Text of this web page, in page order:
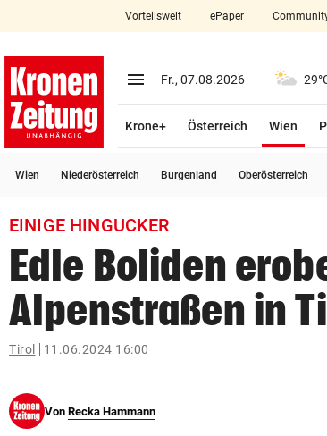
close
account_circle Anmelden
arrow_right
bookmark
Suchbegriff
eingeben
© Krone Multimedia GmbH & Co KG 2026
Vorteilswelt ePaper
menu Menü aufklappen
Fr., 07.08.2026
Krone+ Österreich Wien
Wien Niederösterreich Burgenland Oberösterreich
EINIGE HINGUCKER
Edle Boliden
Alpenstraßen in
Tirol 11.06.2024 16:00
Von Recka Hammann